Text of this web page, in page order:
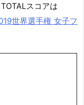
スコアは
世界選手権 女子フ